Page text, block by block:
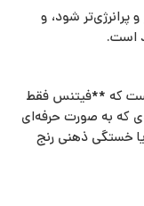
شود، و
است.
که **فیتنس فقط
که به‌ صورت حرفه‌ای
خستگی ذهنی رنج